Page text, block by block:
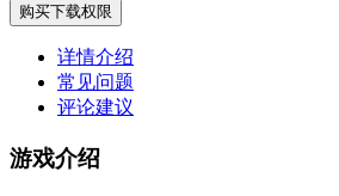
购买下载权限
详情介绍
常见问题
评论建议
游戏介绍